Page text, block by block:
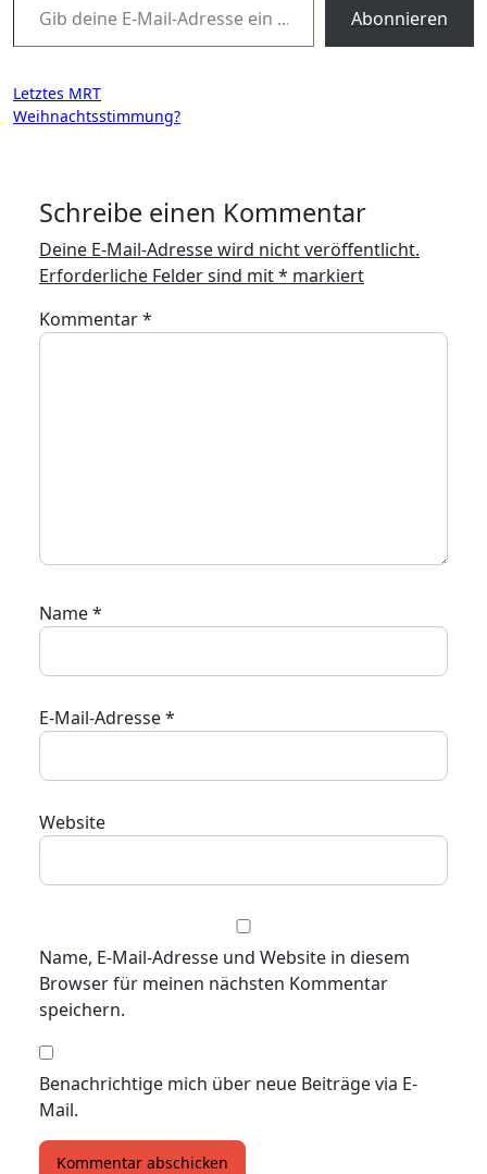
Abonnieren
Beitragsnavigation
Letztes MRT
Weihnachtsstimmung?
Schreibe einen Kommentar
Deine E-Mail-Adresse wird nicht veröffentlicht.
Erforderliche Felder sind mit* markiert
Kommentar*
Name*
E-Mail-Adresse*
Website
Name, E-Mail-Adresse und Website in diesem
Browser für meinen nächsten Kommentar
speichern.
Benachrichtige mich über neue Beiträge via E-
Mail.